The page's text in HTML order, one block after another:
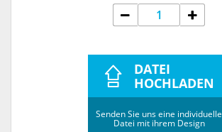
DATEI
HOCHLADEN
Senden Sie uns eine individuelle
Datei mit ihrem Design